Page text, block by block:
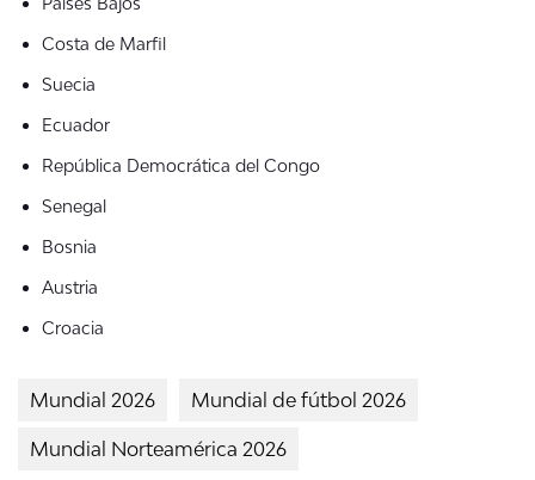
Costa de Marfil
Suecia
Ecuador
República Democrática del Congo
Senegal
Bosnia
Austria
Croacia
Mundial 2026 Mundial de fútbol 2026
Mundial Norteamérica 2026